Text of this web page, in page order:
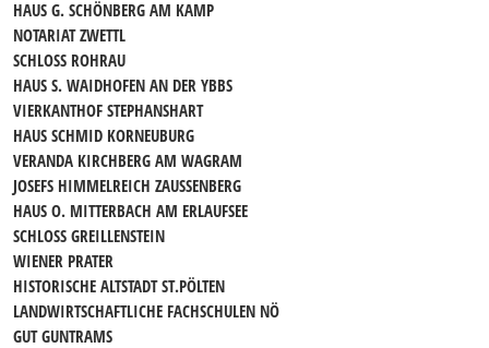
HAUS G. SCHÖNBERG AM KAMP
NOTARIAT ZWETTL
SCHLOSS ROHRAU
HAUS S. WAIDHOFEN AN DER YBBS
VIERKANTHOF STEPHANSHART
HAUS SCHMID KORNEUBURG
VERANDA KIRCHBERG AM WAGRAM
JOSEFS HIMMELREICH ZAUSSENBERG
HAUS O. MITTERBACH AM ERLAUFSEE
SCHLOSS GREILLENSTEIN
WIENER PRATER
HISTORISCHE ALTSTADT ST.PÖLTEN
LANDWIRTSCHAFTLICHE FACHSCHULEN NÖ
GUT GUNTRAMS